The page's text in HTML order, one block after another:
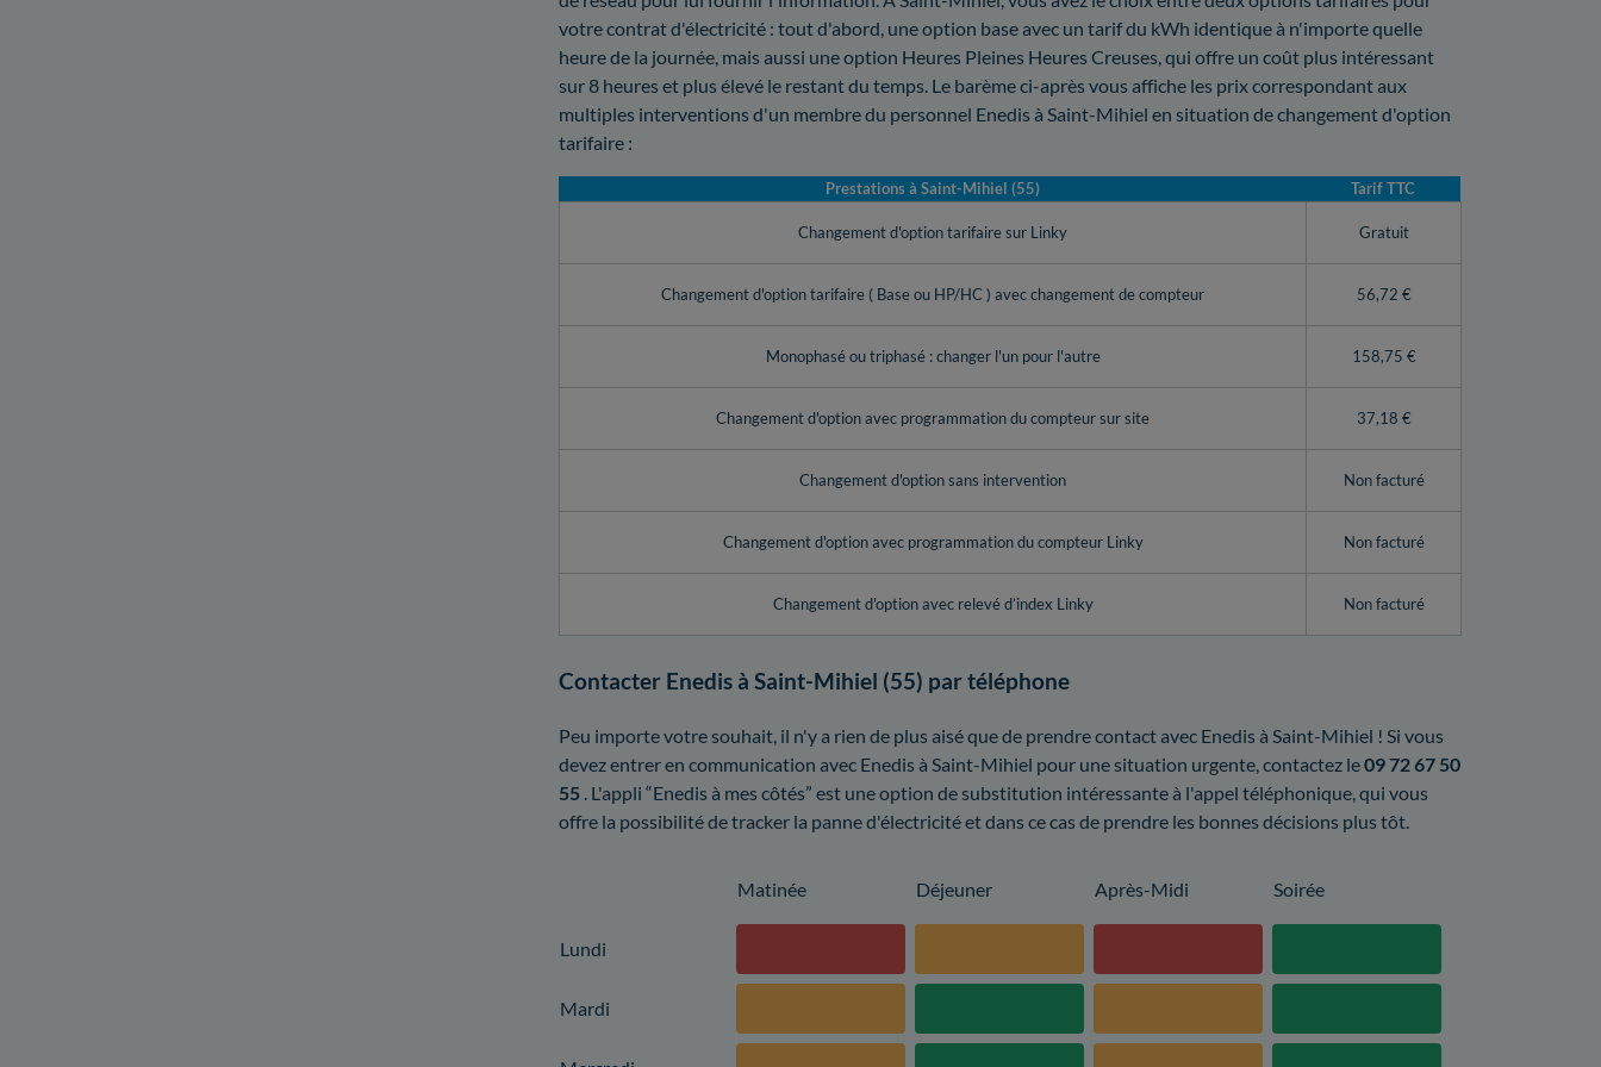
votre contrat d'électricité : tout d'abord, une option base avec un tarif du kWh identique à n'importe quelle
heure de la journée, mais aussi une option Heures Pleines Heures Creuses, qui offre un coût plus intéressant
sur 8 heures et plus élevé le restant du temps. Le barème ci-après vous affiche les prix correspondant aux
multiples interventions d'un membre du personnel Enedis à Saint-Mihiel en situation de changement d'option
tarifaire :
Prestations à Saint-Mihiel (55) Tarif TTC
Changement d'option tarifaire sur Linky Gratuit
Changement d'option tarifaire ( Base ou HP/HC ) avec changement de compteur 56,72 €
Monophasé ou triphasé : changer l'un pour l'autre 158,75 €
Changement d'option avec programmation du compteur sur site 37,18 €
Changement d'option sans intervention Non facturé
Changement d'option avec programmation du compteur Linky Non facturé
Changement d'option avec relevé d’index Linky Non facturé
Contacter Enedis à Saint-Mihiel (55) par téléphone
Peu importe votre souhait, il n'y a rien de plus aisé que de prendre contact avec Enedis à Saint-Mihiel ! Si vous
devez entrer en communication avec Enedis à Saint-Mihiel pour une situation urgente, contactez le09 72 67 50
55 . L'appli “Enedis à mes côtés” est une option de substitution intéressante à l'appel téléphonique, qui vous
offre la possibilité de tracker la panne d'électricité et dans ce cas de prendre les bonnes décisions plus tôt.
Matinée Déjeuner Après-Midi Soirée
Lundi
Mardi